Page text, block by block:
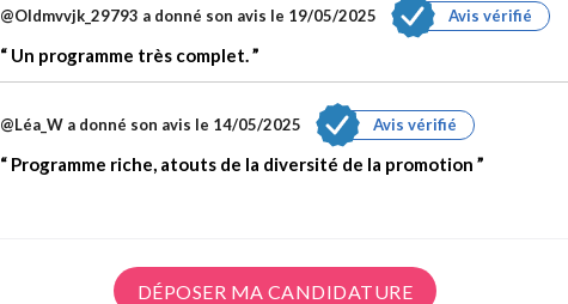
@Oldmvvjk_29793 a donné son avis le 19/05/2025 Avis vérifié
Un programme très complet.
@Léa_W a donné son avis le 14/05/2025 Avis vérifié
Programme riche, atouts de la diversité de la promotion
DÉPOSER MA CANDIDATURE